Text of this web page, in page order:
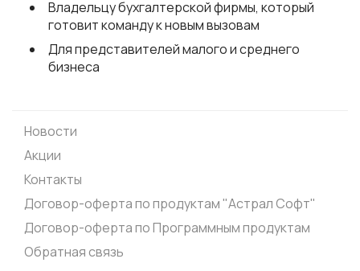
Владельцу бухгалтерской фирмы, который
готовит команду к новым вызовам
Для представителей малого и среднего
бизнеса
Новости
Акции
Контакты
Договор-оферта по продуктам "Астрал Софт"
Договор-оферта по Программным продуктам
Обратная связь